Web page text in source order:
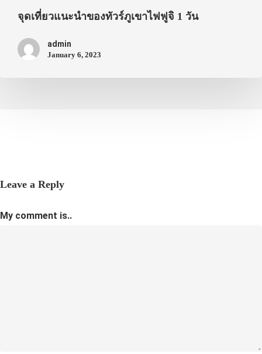
จุดเที่ยวแนะนำของทัวร์ภูเขาไฟฟูจิ 1 วัน
admin
January 6, 2023
Leave a Reply
My comment is..